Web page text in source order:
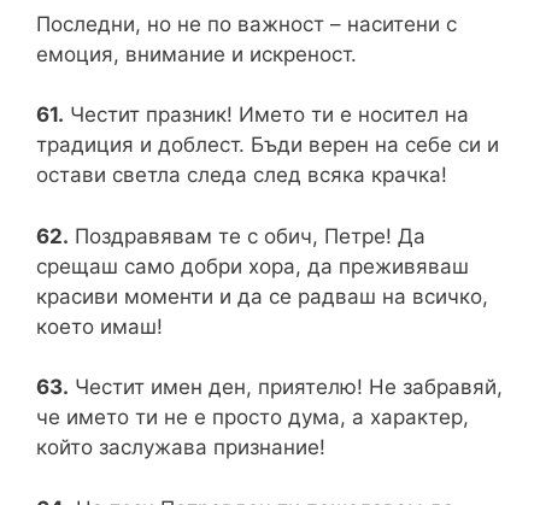
Последни, но не по важност – наситени с
емоция, внимание и искреност.
61. Честит празник! Името ти е носител на
традиция и доблест. Бъди верен на себе си и
остави светла следа след всяка крачка!
62. Поздравявам те с обич, Петре! Да
срещаш само добри хора, да преживяваш
красиви моменти и да се радваш на всичко,
което имаш!
63. Честит имен ден, приятелю! Не забравяй,
че името ти не е просто дума, а характер,
който заслужава признание!